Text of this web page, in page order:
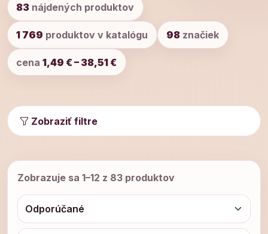
83 nájdených produktov
1 769 produktov v katalógu 98 značiek
cena1,49 € – 38,51 €
Zobraziť filtre
Zobrazuje sa 1–12 z 83 produktov